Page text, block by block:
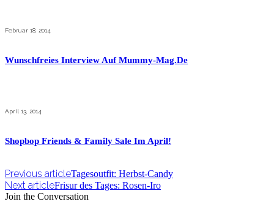
Februar 18, 2014
Wunschfreies Interview Auf Mummy-Mag.de
April 13, 2014
Shopbop Friends & Family Sale Im April!
Previous articleTagesoutfit: Herbst-Candy
Next articleFrisur des Tages: Rosen-Iro
Join the Conversation